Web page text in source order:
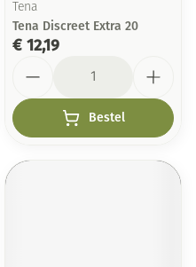
Tena
Tena Discreet Extra 20
€ 12,19
Bestel